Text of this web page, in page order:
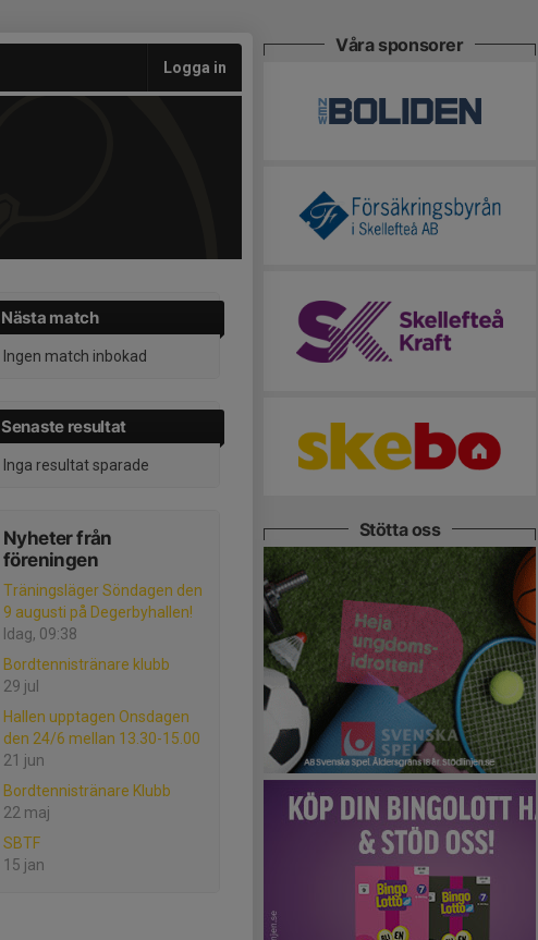
Logga in
Nästa match
Ingen match inbokad
Senaste resultat
Inga resultat sparade
Nyheter från
föreningen
Träningsläger Söndagen den
9 augusti på Degerbyhallen!
Idag, 09:38
Bordtennistränare klubb
29 jul
Hallen upptagen Onsdagen
den 24/6 mellan 13.30-15.00
21 jun
Bordtennistränare Klubb
22 maj
SBTF
15 jan
Våra sponsorer
Stötta oss